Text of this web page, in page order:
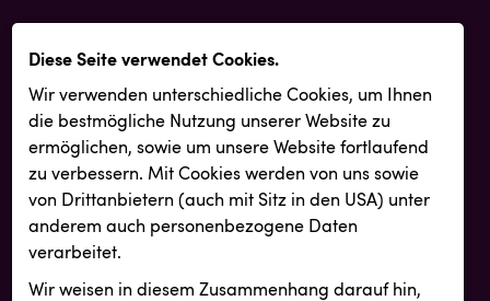
Diese Seite verwendet Cookies.
Wir verwenden unterschiedliche Cookies, um Ihnen
die best­mögliche Nutzung unserer Website zu
ermöglichen, sowie um unsere Website fortlaufend
zu verbessern. Mit Cookies werden von uns sowie
von Drittanbietern (auch mit Sitz in den USA) unter
anderem auch personenbezogene Daten
verarbeitet.
Wir weisen in diesem Zusammenhang darauf hin,